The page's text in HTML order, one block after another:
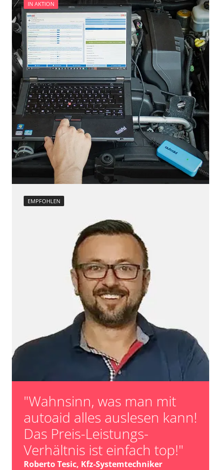
IN AKTION
EMPFOHLEN
"Wahnsinn, was man mit
autoaid alles auslesen kann!
Das Preis-Leistungs-
Verhältnis ist einfach top!"
Roberto Tesic, Kfz-Systemtechniker